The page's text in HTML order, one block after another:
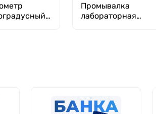
Промывалка
лабораторная